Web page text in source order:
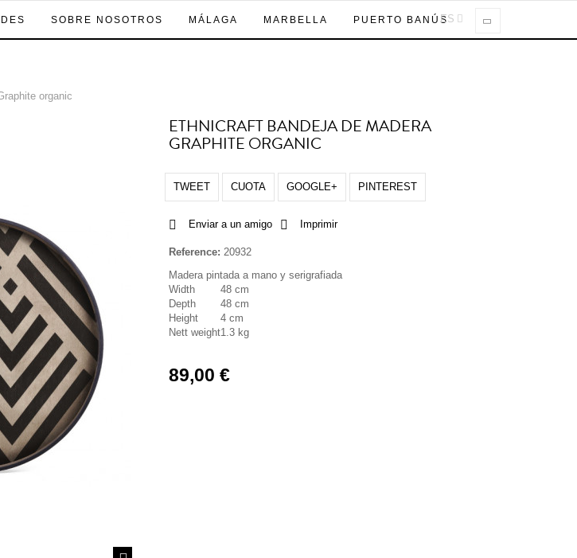
SOBRE NOSOTROS MÁLAGA MARBELLA PUERTO BANÚSES
organic
ETHNICRAFT BANDEJA DE MADERA
GRAPHITE ORGANIC
TWEET CUOTA GOOGLE+ PINTEREST
Enviar a un amigo Imprimir
Reference: 20932
Madera pintada a mano y serigrafiada
Width
48 cm
Depth
48 cm
Height
4 cm
Nett weight1.3 kg
89,00 €